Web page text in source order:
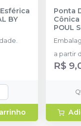
BY
Ponta
Cônica
POUL
a partir
R$